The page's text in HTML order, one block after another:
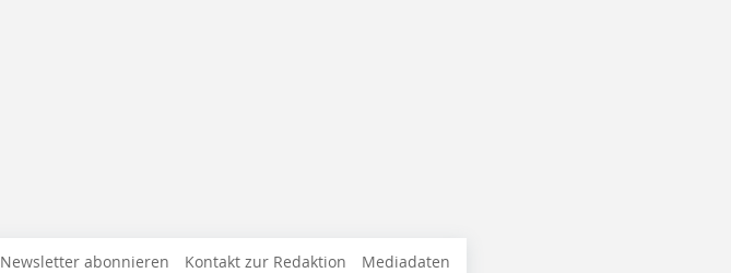
Newsletter abonnieren Kontakt zur Redaktion Mediadaten